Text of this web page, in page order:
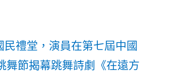
禮堂，演員在第七屆中國
舞節揭幕跳舞詩劇《在遠方